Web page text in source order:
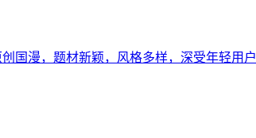
国漫，题材新颖，风格多样，深受年轻用户